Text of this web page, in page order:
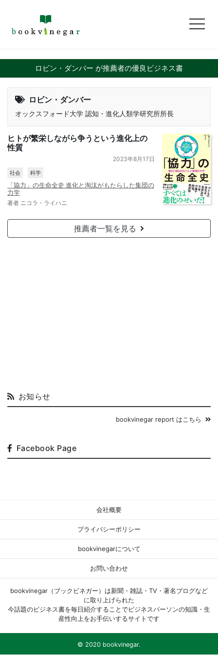
ロビン・ダンバー が推薦者の優良ビジネス書
ロビン・ダンバー
オックスフォード大学 認知・進化人類学研究所所長
ヒトが繁栄しながら争うという進化上の
性質
2023年8月17日
社会 科学
「協力」の生命全史 進化と淘汰がもたらした集団の
力学
著者 ニコラ・ライハニ
推薦者一覧を見る
お知らせ
bookvinegar report はこちら
Facebook Page
会社概要
プライバシーポリシー
bookvinegarについて
お問い合わせ
bookvinegar（ブックビネガー）は新聞・雑誌・TV・著名ブログなど
に取り上げられた
今話題のビジネス書を毎日紹介することでビジネスパーソンの知識・生
産性向上をお手伝いするサイトです
© 2020 bookvinegar.